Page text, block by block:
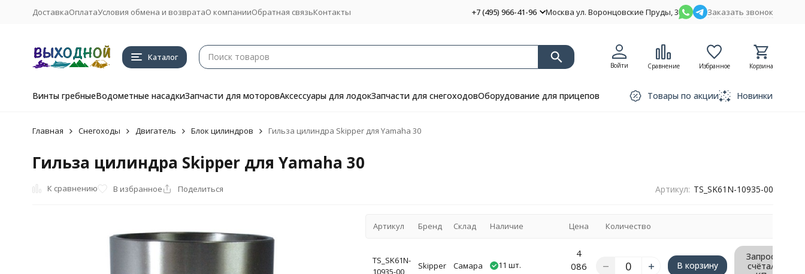
ДоставкаОплатаУсловия обмена и возвратаО компанииОбратная связьКонтакты +7 (495) 966-41-96 Москва ул. Воронцовские Пруды, 3 Заказать звонок
Каталог
Войти Сравнение Избранное Корзина
Винты гребныеВодометные насадкиЗапчасти для моторовАксессуары для лодокЗапчасти для снегоходовОборудование для прицепов Товары по акции Новинки
Главная Снегоходы Двигатель Блок цилиндров Гильза цилиндра Skipper для Yamaha 30
Гильза цилиндра Skipper для Yamaha 30
К сравнению В избранное Поделиться Артикул: TS_SK61N-10935-00
Артикул Бренд Склад Наличие Цена Количество
TS_SK61N-
10935-00
Skipper Самара 11 шт.
4
086
В корзину
Запрос
счёта/